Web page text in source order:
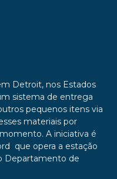
Detroit, nos Estados
sistema de entrega
pequenos itens via
materiais por
A iniciativa é
que opera a estação
Departamento de